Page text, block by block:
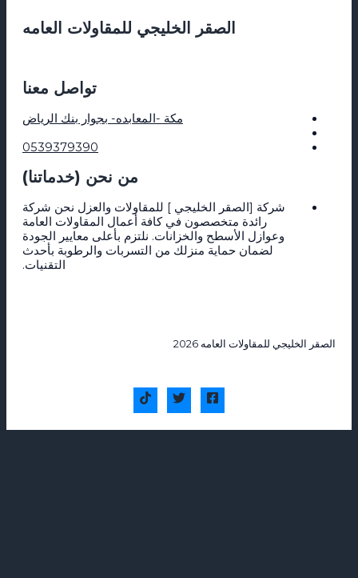
الصقر الخليجي للمقاولات العامه
تواصل معنا
مكة -المعابده- بجوار بنك الرياض
0539379390
من نحن (خدماتنا)
شركة [الصقر الخليجي ] للمقاولات والعزل نحن شركة
رائدة متخصصون في كافة أعمال المقاولات العامة
وعوازل الأسطح والخزانات. نلتزم بأعلى معايير الجودة
لضمان حماية منزلك من التسربات والرطوبة بأحدث
للمقاولات العامه 2026